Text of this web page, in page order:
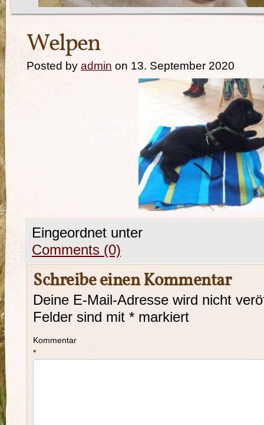
Welpen
Posted by admin on 13. September 2020
Eingeordnet unter
Comments (0)
Schreibe einen Kommentar
Deine E-Mail-Adresse wird nicht
Felder sind mit * markiert
Kommentar
*